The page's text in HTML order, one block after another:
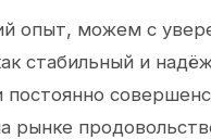
опыт, можем с
стабильный и
постоянно
рынке